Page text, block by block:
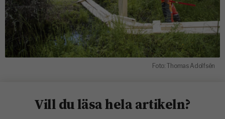
Foto: Thomas Adolfsén
Vill du läsa hela artikeln?